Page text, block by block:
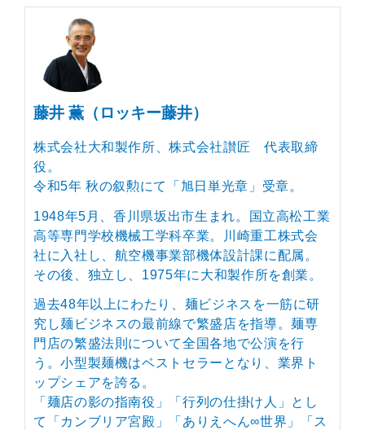
藤井 薫（ロッキー藤井）
株式会社大和製作所、株式会社讃匠 代表取締
役。
令和5年 秋の叙勲にて「旭日単光章」受章。
1948年5月、香川県坂出市生まれ。国立高松工業
高等専門学校機械工学科卒業。川崎重工株式会
社に入社し、航空機事業部機体設計課に配属。
その後、独立し、1975年に大和製作所を創業。
過去48年以上にわたり、麺ビジネスを一筋に研
究し麺ビジネスの最前線で繁盛店を指導。麺専
門店の繁盛法則について全国各地で公演を行
う。小型製麺機はベストセラーとなり、業界ト
ップシェアを誇る。
「麺店の影の指南役」「行列の仕掛け人」とし
て「カンブリア宮殿」「ありえへん∞世界」「ス